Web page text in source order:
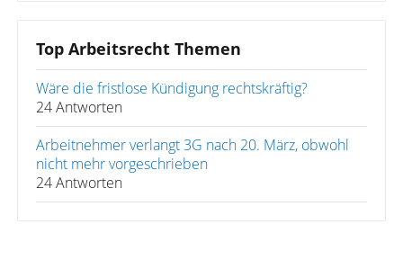
Top Arbeitsrecht Themen
Wäre die fristlose Kündigung rechtskräftig?
24 Antworten
Arbeitnehmer verlangt 3G nach 20. März, obwohl
nicht mehr vorgeschrieben
24 Antworten